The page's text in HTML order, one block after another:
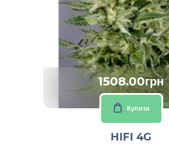
1508.00грн
Купити
HIFI 4G